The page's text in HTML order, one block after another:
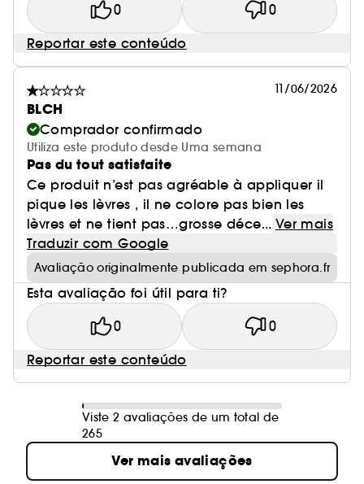
0 0
Reportar este conteúdo
11/06/2026
BLCH
Comprador confirmado
Utiliza este produto desde Uma semana
Pas du tout satisfaite
Ce produit n’est pas agréable à appliquer il
pique les lèvres , il ne colore pas bien les
lèvres et ne tient pas…grosse déce... Ver mais
Traduzir com Google
Avaliação originalmente publicada em sephora.fr
Esta avaliação foi útil para ti?
0 0
Reportar este conteúdo
Viste 2 avaliações de um total de
265
Ver mais avaliações